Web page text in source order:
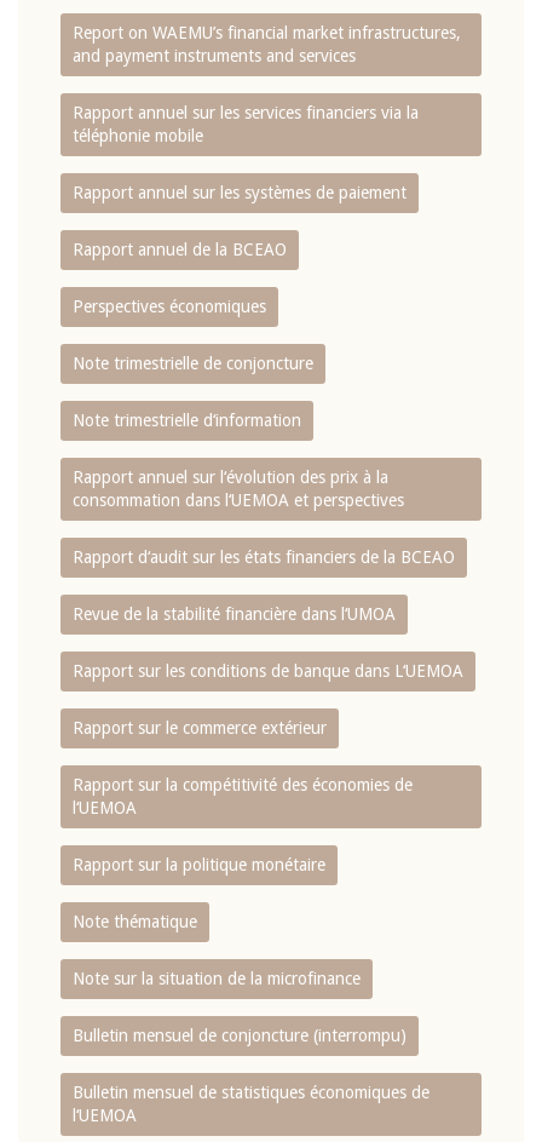
Report on WAEMU’s financial market infrastructures,
and payment instruments and services
Rapport annuel sur les services financiers via la
téléphonie mobile
Rapport annuel sur les systèmes de paiement
Rapport annuel de la BCEAO
Perspectives économiques
Note trimestrielle de conjoncture
Note trimestrielle d‘information
Rapport annuel sur l‘évolution des prix à la
consommation dans l‘UEMOA et perspectives
Rapport d‘audit sur les états financiers de la BCEAO
Revue de la stabilité financière dans l‘UMOA
Rapport sur les conditions de banque dans L‘UEMOA
Rapport sur le commerce extérieur
Rapport sur la compétitivité des économies de
l‘UEMOA
Rapport sur la politique monétaire
Note thématique
Note sur la situation de la microfinance
Bulletin mensuel de conjoncture (interrompu)
Bulletin mensuel de statistiques économiques de
l‘UEMOA